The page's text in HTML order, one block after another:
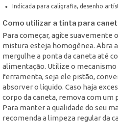
Indicada para caligrafia, desenho
Como utilizar a tinta para
Para começar, agite suavemente
mistura esteja homogênea. Abra
mergulhe a ponta da caneta até
alimentação. Utilize o mecanismo
ferramenta, seja ele pistão,
absorver o líquido. Caso haja
corpo da caneta, remova com um
Para manter a qualidade do seu
recomenda a limpeza regular da